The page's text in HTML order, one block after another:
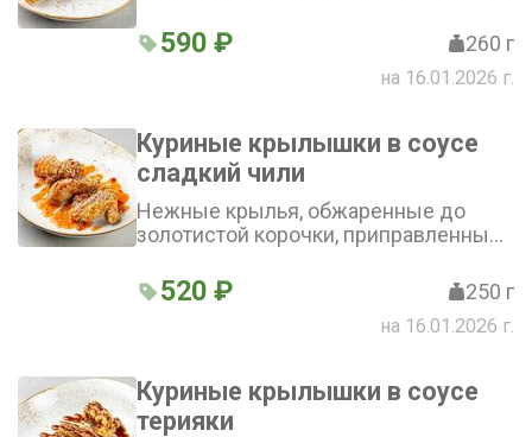
золотистой корочки, с добавлением
чеснока и ароматных специй.
Идеальный выбор для любителей
590 ₽ 260 г
на 16.01.2026 г.
Куриные крылышки в соусе
сладкий чили
Нежные крылья, обжаренные до
золотистой корочки, приправленные
специями. В сочетании с пикантным
сладко-острым соусом блюдо
подарит яркие вкусовые ощущения
520 ₽ 250 г
на 16.01.2026 г.
Куриные крылышки в соусе
терияки